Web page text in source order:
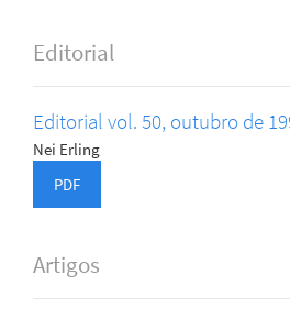
Editorial
Editorial vol. 50, outubro de
Nei Erling
PDF
Artigos